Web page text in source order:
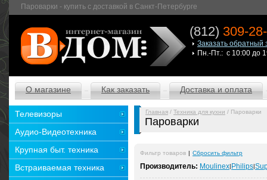
Пароварки - купить с доставкой в Санкт-Петербурге
(812) 309-
Заказать обратный
Пн.-Пт.: с 10:00 до
О магазине Как заказать Доставка и оплата
Главная / Техника для кухни / Пароварки
Пароварки
Фильтр товаров | Сбросить фильтр
Производитель: Moulinex| Philips|
Телевизоры
Аудио-Видеотехника
Крупная быт. техника
Встраиваемая техника